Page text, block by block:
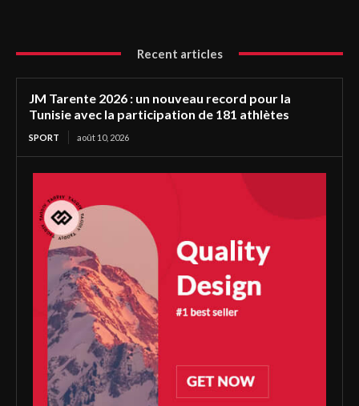
Recent articles
JM Tarente 2026 : un nouveau record pour la
Tunisie avec la participation de 181 athlètes
SPORT août 10, 2026